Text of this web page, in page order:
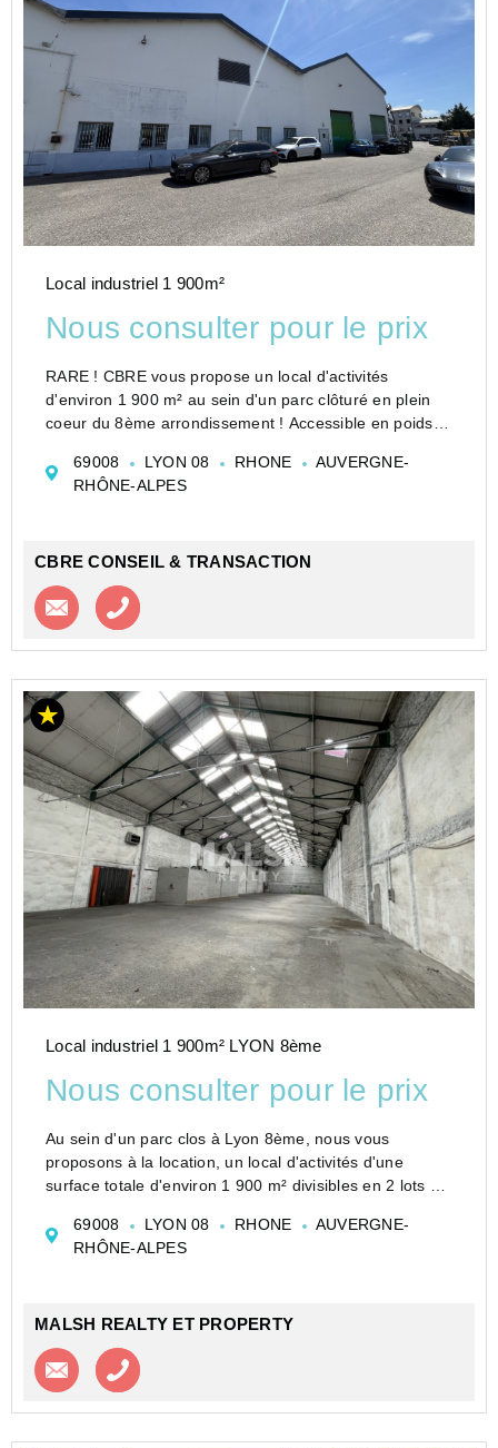
RHONE
LYON
Local industriel 1 900m²
Nous consulter pour le prix
RARE ! CBRE vous propose un local d'activités
d'environ 1 900 m² au sein d'un parc clôturé en plein
coeur du 8ème arrondissement ! Accessible en poids
poutre d'environ 8m ainsi qu...
69008 LYON 08 RHONE
AUVERGNE-
RHÔNE-ALPES
CBRE CONSEIL & TRANSACTION
Contacter l'agence
Local industriel 1 900m² LYON 8ème
Nous consulter pour le prix
Au sein d'un parc clos à Lyon 8ème, nous vous
proposons à la location, un local d'activités d'une
surface totale d'environ 1 900 m² divisibles en 2 lots de
exceptionnelle à proximité de...
69008 LYON 08 RHONE
AUVERGNE-
RHÔNE-ALPES
MALSH REALTY ET PROPERTY
Contacter l'agence